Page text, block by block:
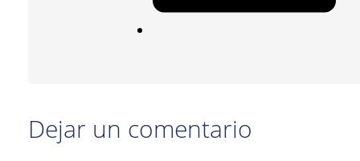
Dejar un comentario